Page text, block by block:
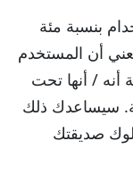
بنسبة مئة
أن المستخدم
أنه / أنها تحت
سيساعدك ذلك
صديقتك